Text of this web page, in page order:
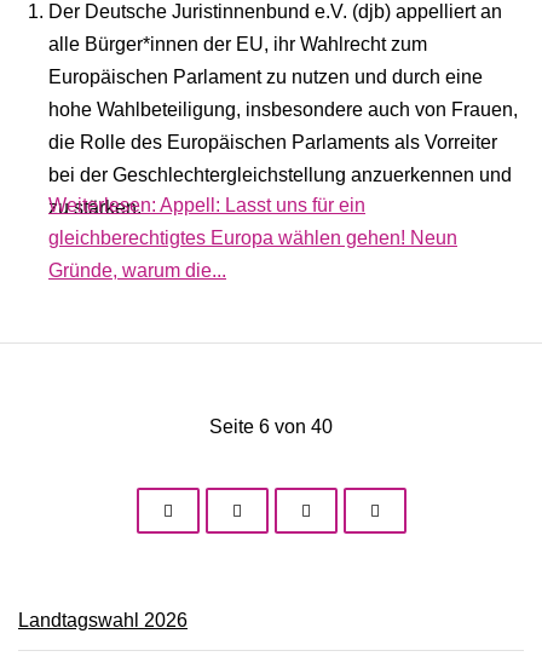
Der Deutsche Juristinnenbund e.V. (djb) appelliert an
alle Bürger*innen der EU, ihr Wahlrecht zum
Europäischen Parlament zu nutzen und durch eine
hohe Wahlbeteiligung, insbesondere auch von Frauen,
die Rolle des Europäischen Parlaments als Vorreiter
bei der Geschlechtergleichstellung anzuerkennen und
zu stärken.
Weiterlesen: Appell: Lasst uns für ein
gleichberechtigtes Europa wählen gehen! Neun
Gründe, warum die...
Seite 6 von 40
Landtagswahl 2026